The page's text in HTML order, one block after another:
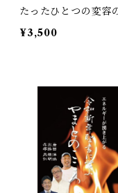
たったひとつの変容
¥3,500